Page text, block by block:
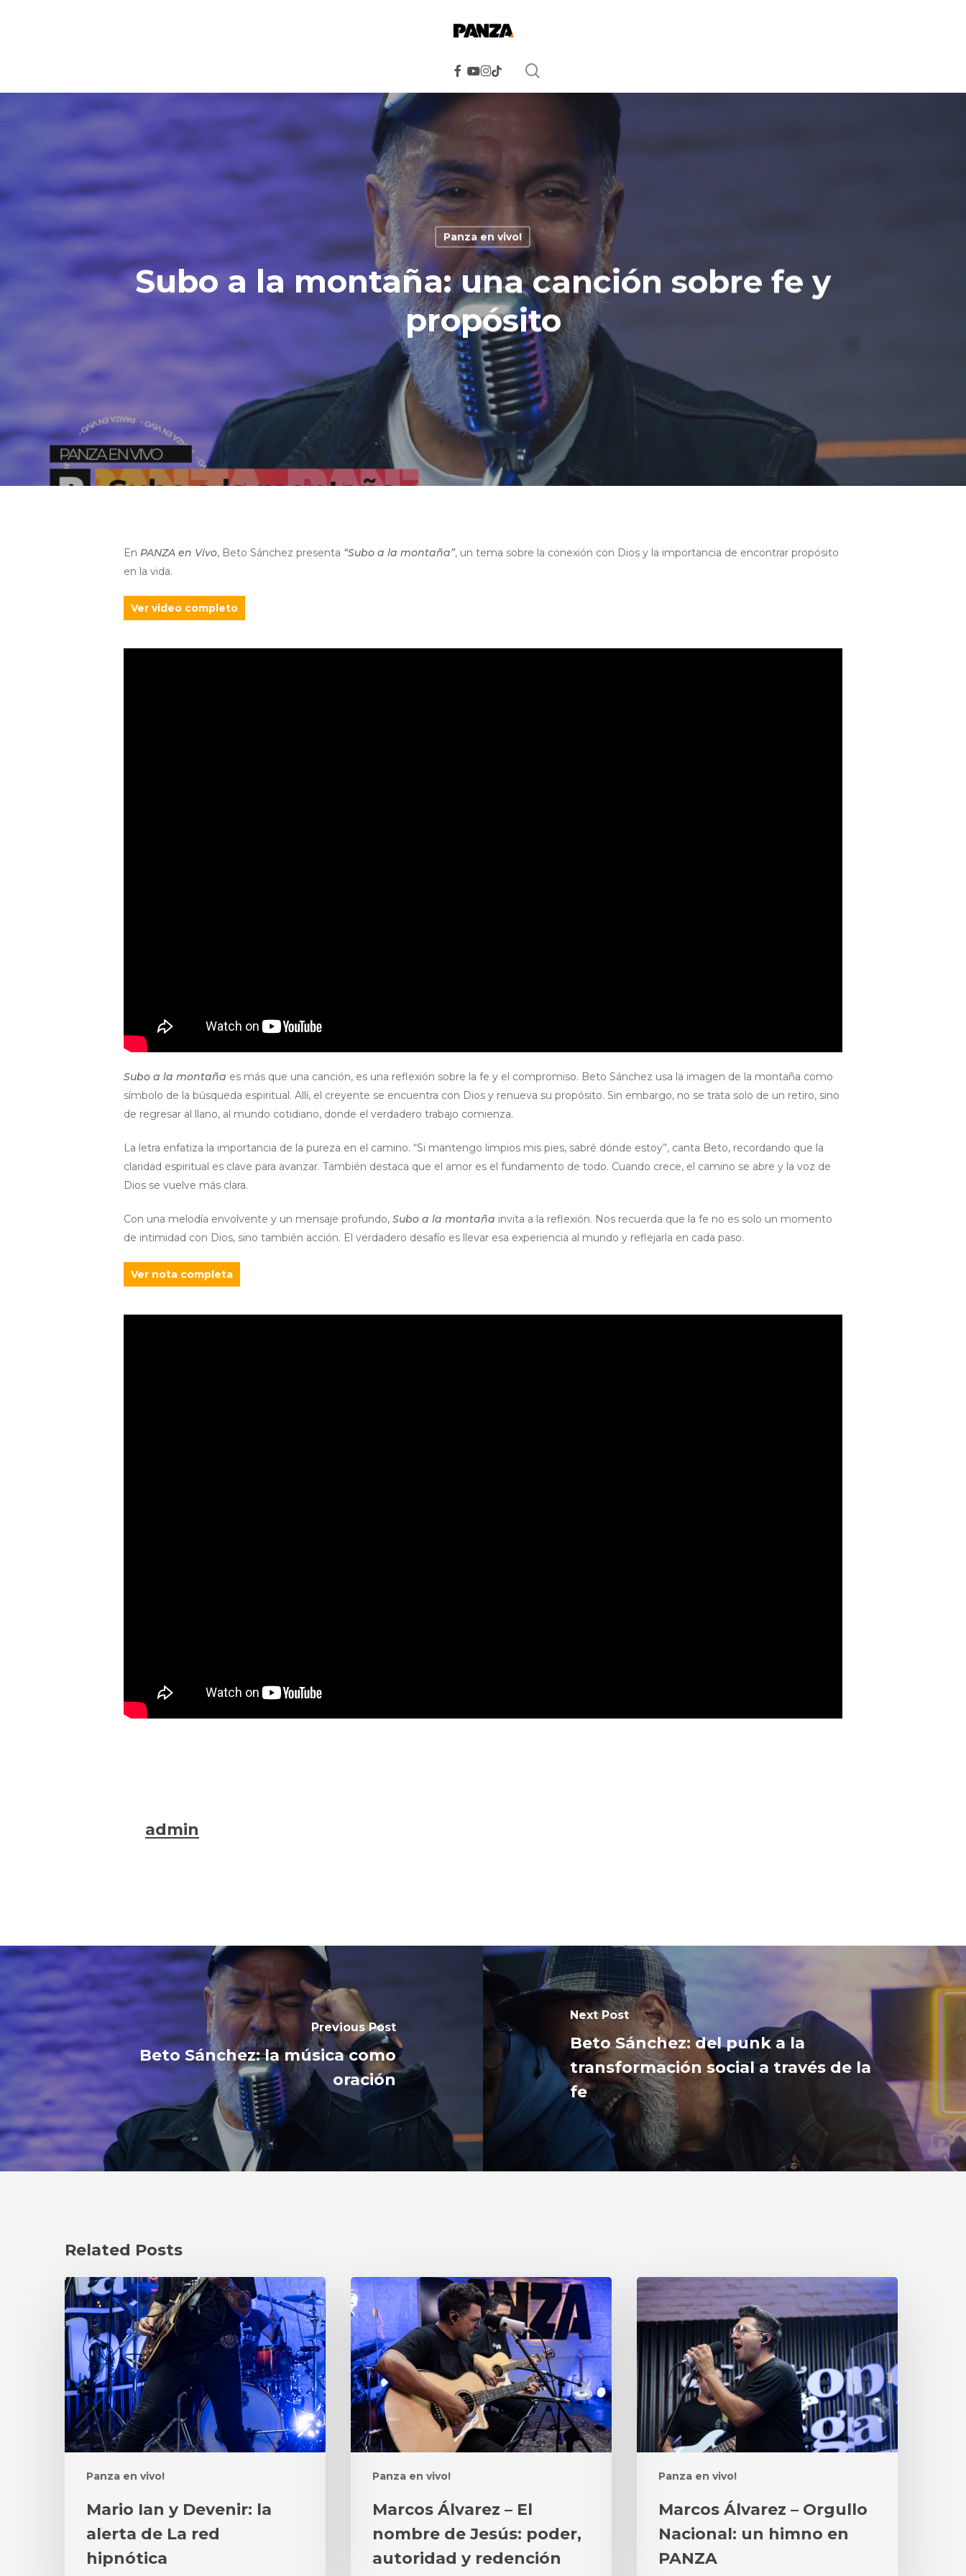
facebook
youtube
instagram
tiktok
Panza en vivo!
Subo a la montaña: una canción sobre fe y
propósito
EnPANZA en Vivo, Beto Sánchez presenta “Subo a la montaña”, un tema sobre la conexión con Dios y la importancia de encontrar propósito
en la vida.
Ver video completo
Subo a la montaña es más que una canción, es una reflexión sobre la fe y el compromiso. Beto Sánchez usa la imagen de la montaña como
símbolo de la búsqueda espiritual. Allí, el creyente se encuentra con Dios y renueva su propósito. Sin embargo, no se trata solo de un retiro, sino
de regresar al llano, al mundo cotidiano, donde el verdadero trabajo comienza.
La letra enfatiza la importancia de la pureza en el camino. “Si mantengo limpios mis pies, sabré dónde estoy”, canta Beto, recordando que la
claridad espiritual es clave para avanzar. También destaca que el amor es el fundamento de todo. Cuando crece, el camino se abre y la voz de
Dios se vuelve más clara.
Con una melodía envolvente y un mensaje profundo,Subo a la montaña invita a la reflexión. Nos recuerda que la fe no es solo un momento
de intimidad con Dios, sino también acción. El verdadero desafío es llevar esa experiencia al mundo y reflejarla en cada paso.
Ver nota completa
admin
Previous Post
Beto Sánchez: la música como
oración
Next Post
Beto Sánchez: del punk a la
transformación social a través de la
fe
Related Posts
Panza en vivo!
Mario
Ian
y
Devenir:
la
alerta
de
La
red
hipnótica
Mario Ian y Devenir: la
alerta de La red
hipnótica
Panza en vivo!
Marcos
Álvarez
–
El
nombre
de
Jesús:
poder,
autoridad
y
redención
Marcos Álvarez – El
nombre de Jesús: poder,
autoridad y redención
Panza en vivo!
Marcos
Álvarez
–
Nacional:
himno
PANZA
Marcos Álvarez – Orgullo
Nacional: un himno en
PANZA